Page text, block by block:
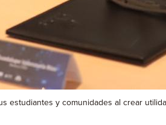
y comunidades al crear